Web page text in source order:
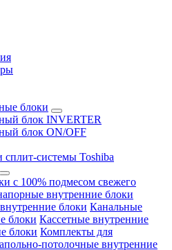
блоки
блок INVERTER
блок ON/OFF
сплит-системы Toshiba
с 100% подмесом свежего
внутренние блоки
блоки Канальные
блоки Кассетные внутренние
блоки Комплекты для
потолочные внутренние